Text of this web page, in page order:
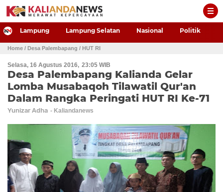
-->
Lampung Lampung Selatan Nasional Politik
Home / Desa Palembapang / HUT RI
Selasa, 16 Agustus 2016 23:05 WIB
Desa Palembapang Kalianda Gelar
Lomba Musabaqoh Tilawatil Qur'an
Dalam Rangka Peringati HUT RI Ke-71
Yunizar Adha